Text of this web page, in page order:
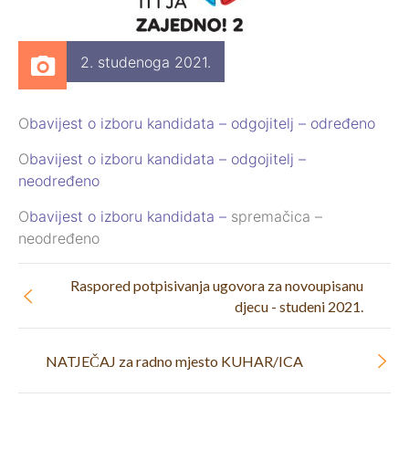
2. studenoga 2021.
Obavijest o izboru kandidata – odgojitelj – određeno
Obavijest o izboru kandidata – odgojitelj –
neodređeno
Obavijest o izboru kandidata – spremačica –
neodređeno
NATJEČAJ za radno mjesto KUHAR/ICA
Raspored potpisivanja ugovora za novoupisanu
djecu - studeni 2021.